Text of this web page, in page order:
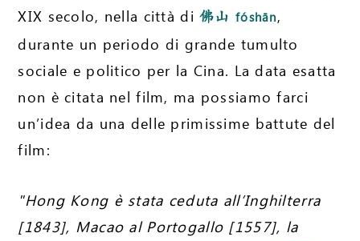
XIX secolo, nella città di佛山 fóshān,
durante un periodo di grande tumulto
sociale e politico per la Cina. La data esatta
non è citata nel film, ma possiamo farci
un’idea da una delle primissime battute del
film:
"Hong Kong è stata ceduta all’Inghilterra
[1843], Macao al Portogallo [1557], la